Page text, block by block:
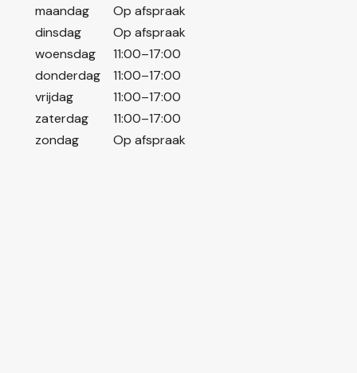
maandag
Op afspraak
dinsdag
Op afspraak
woensdag
11:00–17:00
donderdag
11:00–17:00
vrijdag
11:00–17:00
zaterdag
11:00–17:00
zondag
Op afspraak